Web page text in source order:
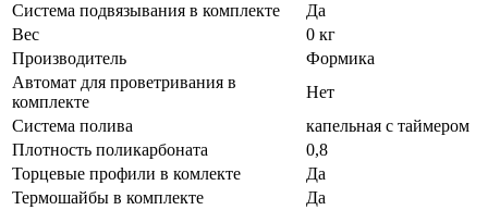
Система подвязывания в комплекте
Да
Вес
0 кг
Производитель
Формика
Автомат для проветривания в
комплекте
Нет
Система полива
капельная с таймером
Плотность поликарбоната
0,8
Торцевые профили в комлекте
Да
Термошайбы в комплекте
Да